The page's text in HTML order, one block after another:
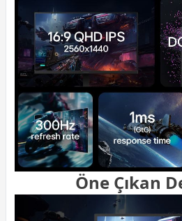
Öne Çıkan